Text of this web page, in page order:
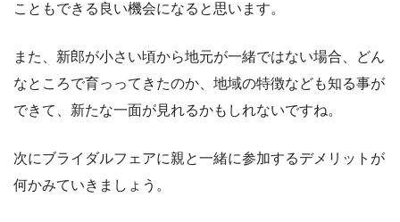
こともできる良い機会になると思います。
また、新郎が小さい頃から地元が一緒ではない場合、どん
なところで育っってきたのか、地域の特徴なども知る事が
できて、新たな一面が見れるかもしれないですね。
次にブライダルフェアに親と一緒に参加するデメリットが
何かみていきましょう。